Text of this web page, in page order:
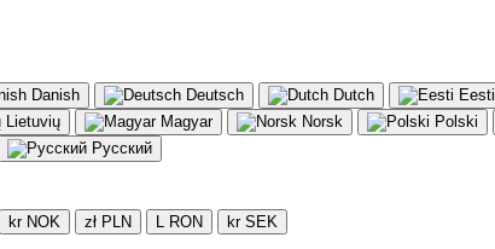
Danish Deutsch Dutch Eesti
Lietuvių
Magyar Norsk Polski
Русский
kr NOK zł PLN L RON kr SEK